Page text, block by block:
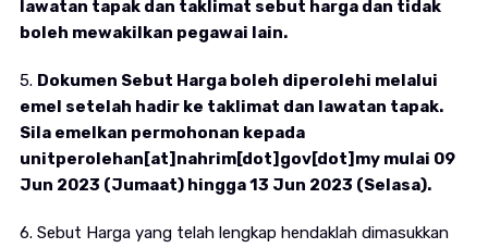
lawatan tapak dan taklimat sebut harga dan tidak
boleh mewakilkan pegawai lain.
5. Dokumen Sebut Harga boleh diperolehi melalui
emel setelah hadir ke taklimat dan lawatan tapak.
Sila emelkan permohonan kepada
unitperolehan[at]nahrim[dot]gov[dot]my mulai 09
Jun 2023 (Jumaat) hingga 13 Jun 2023 (Selasa).
6. Sebut Harga yang telah lengkap hendaklah dimasukkan